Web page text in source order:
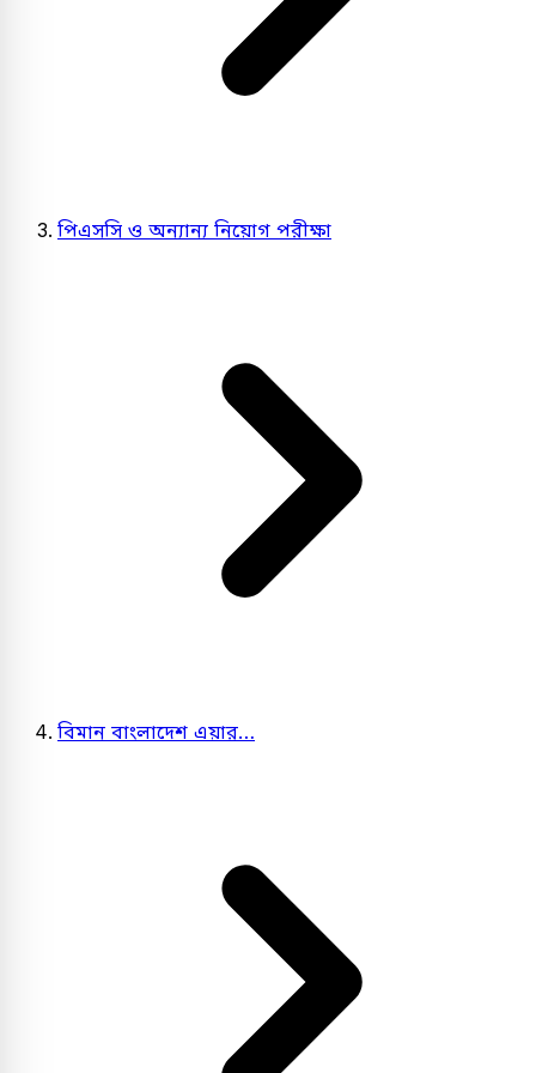
পিএসসি ও অন্যান্য নিয়োগ পরীক্ষা
বিমান বাংলাদেশ এয়ার…